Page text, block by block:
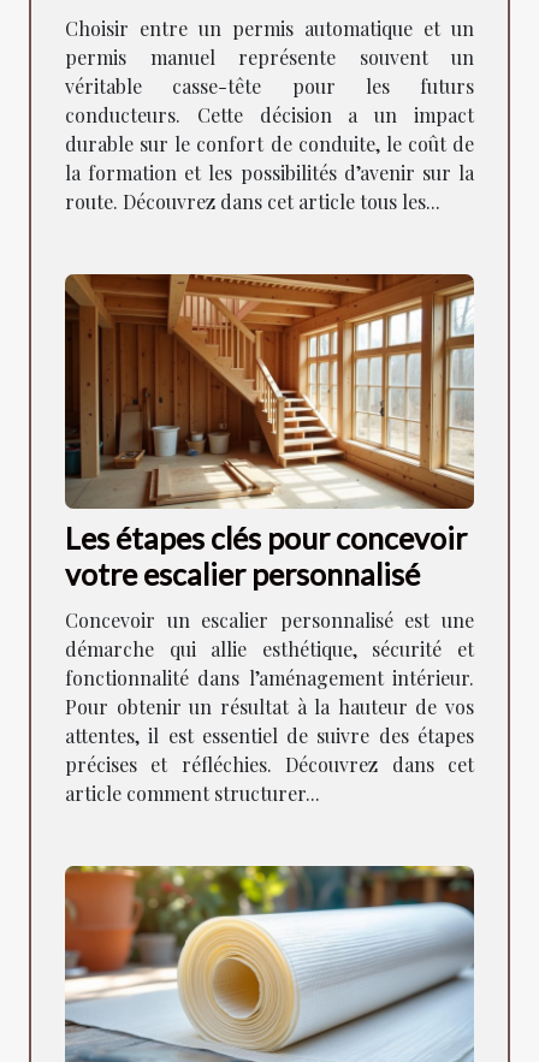
Choisir entre un permis automatique et un
permis manuel représente souvent un
véritable casse-tête pour les futurs
conducteurs. Cette décision a un impact
durable sur le confort de conduite, le coût de
la formation et les possibilités d’avenir sur la
route. Découvrez dans cet article tous les...
Les étapes clés pour concevoir
votre escalier personnalisé
Concevoir un escalier personnalisé est une
démarche qui allie esthétique, sécurité et
fonctionnalité dans l’aménagement intérieur.
Pour obtenir un résultat à la hauteur de vos
attentes, il est essentiel de suivre des étapes
précises et réfléchies. Découvrez dans cet
article comment structurer...